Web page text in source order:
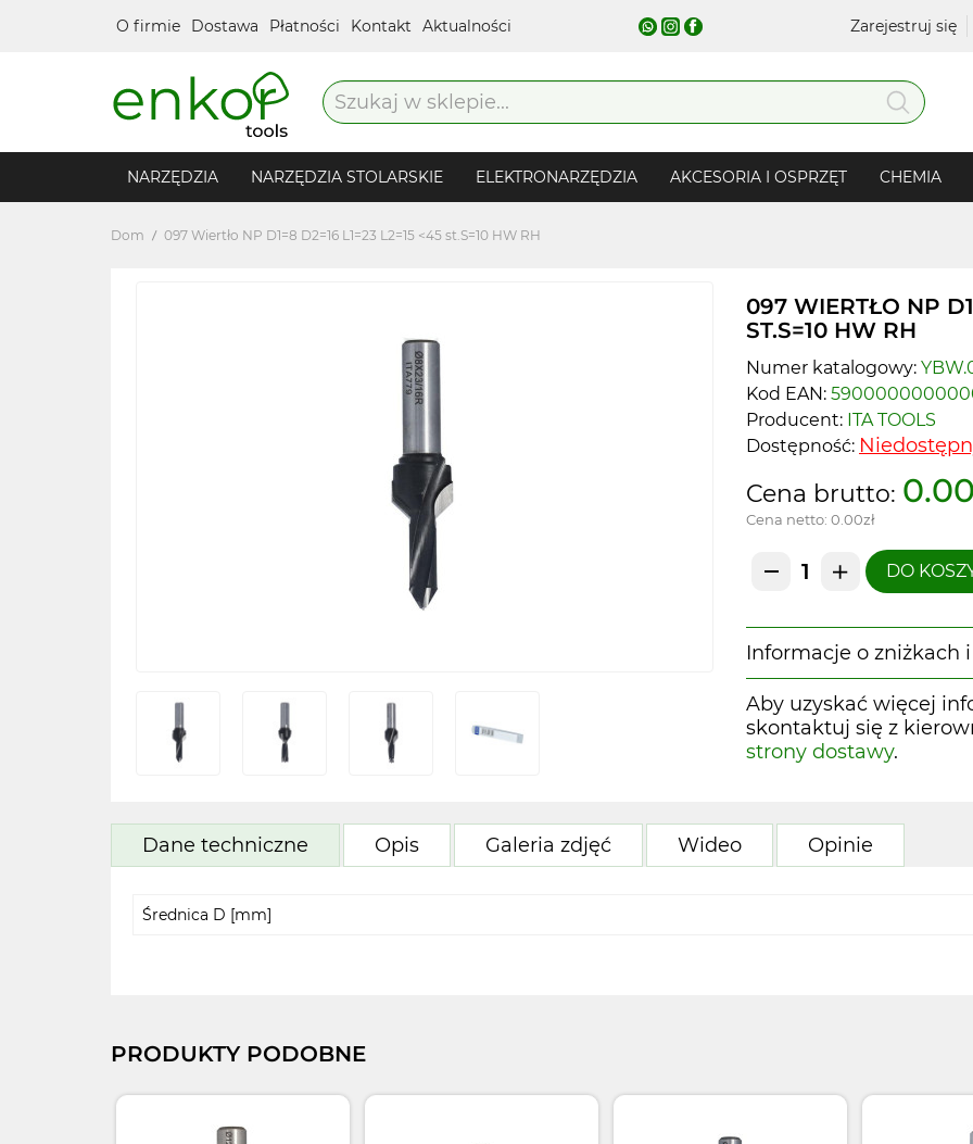
O firmie Dostawa Płatności Kontakt Aktualności Zarejestruj się
NARZĘDZIA NARZĘDZIA STOLARSKIE ELEKTRONARZĘDZIA AKCESORIA I OSPRZĘT CHEMIA
Dom 097 Wiertło NP D1=8 D2=16 L1=23 L2=15 <45 st.S=10 HW RH
097 WIERTŁO NP
ST.S=10 HW RH
Numer katalogowy:
Kod EAN:
Producent: ITA TOOLS
Dostępność:
Cena brutto:
Cena netto: 0.00zł
DO
Informacje o zniżkach
Aby uzyskać więcej
skontaktuj się z
strony dostawy.
Dane techniczne Opis Galeria zdjęć Wideo Opinie
Średnica D [mm]
PRODUKTY PODOBNE